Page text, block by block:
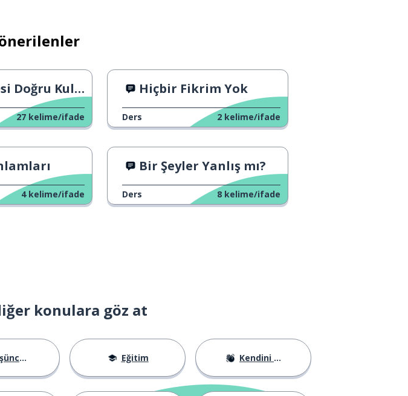
Kullanın
27 kelime/ifade
Hiçbir Fikrim Yok
Ders 2 kelime/ifade
4 kelime/ifade
Bir Şeyler Yanlış mı?
Ders 8 kelime/ifade
konulara göz at
Eğitim Kendini Tanıtma